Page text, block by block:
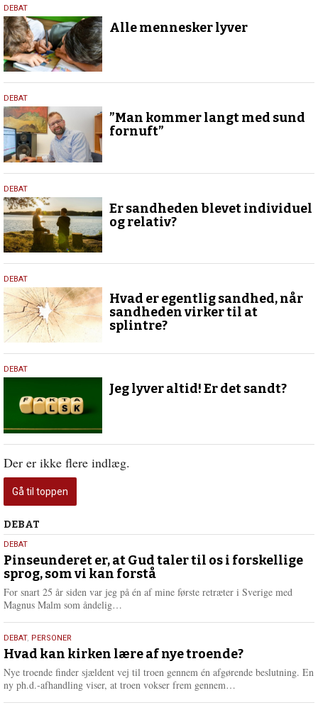
13.
oktober
2025
DEBAT
Alle mennesker lyver
13.
oktober
2025
DEBAT
”Man kommer langt med sund
fornuft”
13.
oktober
2025
DEBAT
Er sandheden blevet individuel
og relativ?
13.
oktober
2025
DEBAT
Hvad er egentlig sandhed, når
sandheden virker til at
splintre?
13.
2025
DEBAT
Jeg lyver altid! Er det sandt?
Der er ikke flere indlæg.
Gå til toppen
Debat
DEBAT
5.
august
2026
DEBAT
Pinseunderet er, at Gud taler til os i forskellige
sprog, som vi kan forstå
For snart 25 år siden var jeg på én af mine første retræter i Sverige med
Magnus Malm som åndelig…
e
e
25.
juli
2026
DEBAT, PERSONER
Hvad kan kirken lære af nye troende?
Nye troende finder sjældent vej til troen gennem én afgørende beslutning. En
ny ph.d.-afhandling viser, at troen vokser frem gennem…